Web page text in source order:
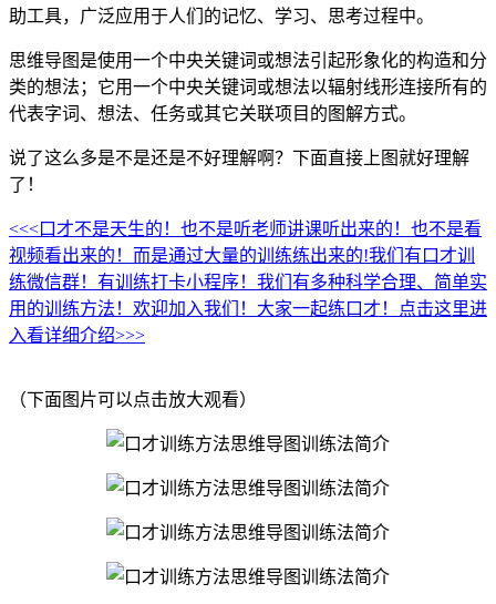
助工具，广泛应用于人们的记忆、学习、思考过程中。
思维导图是使用一个中央关键词或想法引起形象化的构造和分
类的想法；它用一个中央关键词或想法以辐射线形连接所有的
代表字词、想法、任务或其它关联项目的图解方式。
说了这么多是不是还是不好理解啊？下面直接上图就好理解
了！
<<<口才不是天生的！也不是听老师讲课听出来的！也不是看
视频看出来的！而是通过大量的训练练出来的!我们有口才训
练微信群！有训练打卡小程序！我们有多种科学合理、简单实
用的训练方法！欢迎加入我们！大家一起练口才！点击这里进
入看详细介绍>>>
（下面图片可以点击放大观看）